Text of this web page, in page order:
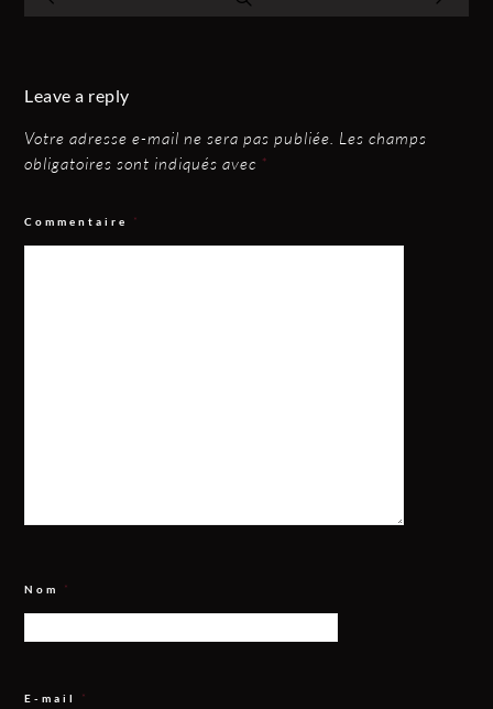
Leave a reply
Votre adresse e-mail ne sera pas publiée. Les champs
obligatoires sont indiqués avec *
Commentaire *
Nom *
E-mail *